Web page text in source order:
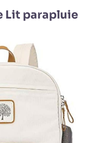
Lit parapluie